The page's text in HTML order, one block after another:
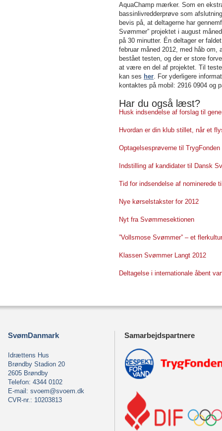
AquaChamp mærker. Som en
bassinlivredderprøve som
bevis på, at deltagerne har
Svømmer” projektet i august
på 30 minutter. Én deltager er
februar måned 2012, med håb
bestået testen, og der er store
at være en del af projektet. Til
kan ses her. For yderligere
kontaktes på mobil: 2916 0904 og
Har du også læst?
Husk indsendelse af forslag til
Hvordan er din klub stillet, når et
Optagelsesprøverne til
Indstilling af kandidater til Dansk
Tid for indsendelse af nominerede
Nye kørselstakster for 2012
Nyt fra Svømmesektionen
”Vollsmose Svømmer” – et
Klassen Svømmer Langt 2012
Deltagelse i internationale åbent
SvømDanmark
Idrættens Hus
Brøndby Stadion 20
2605 Brøndby
Telefon: 4344 0102
E-mail: svoem@svoem.dk
CVR-nr.: 10203813
Samarbejdspartnere